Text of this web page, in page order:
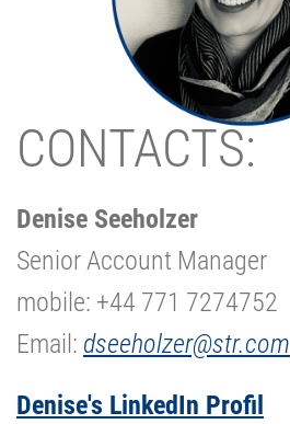
CONTACTS:
Denise Seeholzer
Senior Account Manager
mobile: +44 771 7274752
Email: dseeholzer@str.com
Denise's LinkedIn Profil